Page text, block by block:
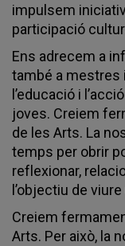
impulsem
participació
Ens adrecem a
també a mestres
l’educació i
joves. Creiem
de les Arts. La
temps per obrir
reflexionar,
l’objectiu de
Creiem
Arts. Per això, la